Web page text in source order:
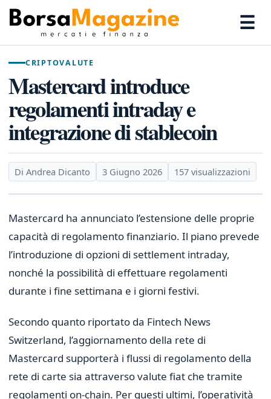
☰
CRIPTOVALUTE
Mastercard introduce
regolamenti intraday e
integrazione di stablecoin
Di Andrea Dicanto 3 Giugno 2026 157 visualizzazioni
Mastercard ha annunciato l’estensione delle proprie
capacità di regolamento finanziario. Il piano prevede
l’introduzione di opzioni di settlement intraday,
nonché la possibilità di effettuare regolamenti
durante i fine settimana e i giorni festivi.
Secondo quanto riportato da Fintech News
Switzerland, l’aggiornamento della rete di
Mastercard supporterà i flussi di regolamento della
rete di carte sia attraverso valute fiat che tramite
regolamenti on-chain. Per questi ultimi, l’operatività